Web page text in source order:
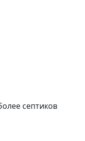
септиков